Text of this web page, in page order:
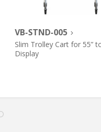
VB-STND-005
Slim Trolley Cart for 55”
Display